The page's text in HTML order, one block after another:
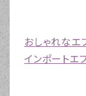
おしゃれなエ
インポートエ